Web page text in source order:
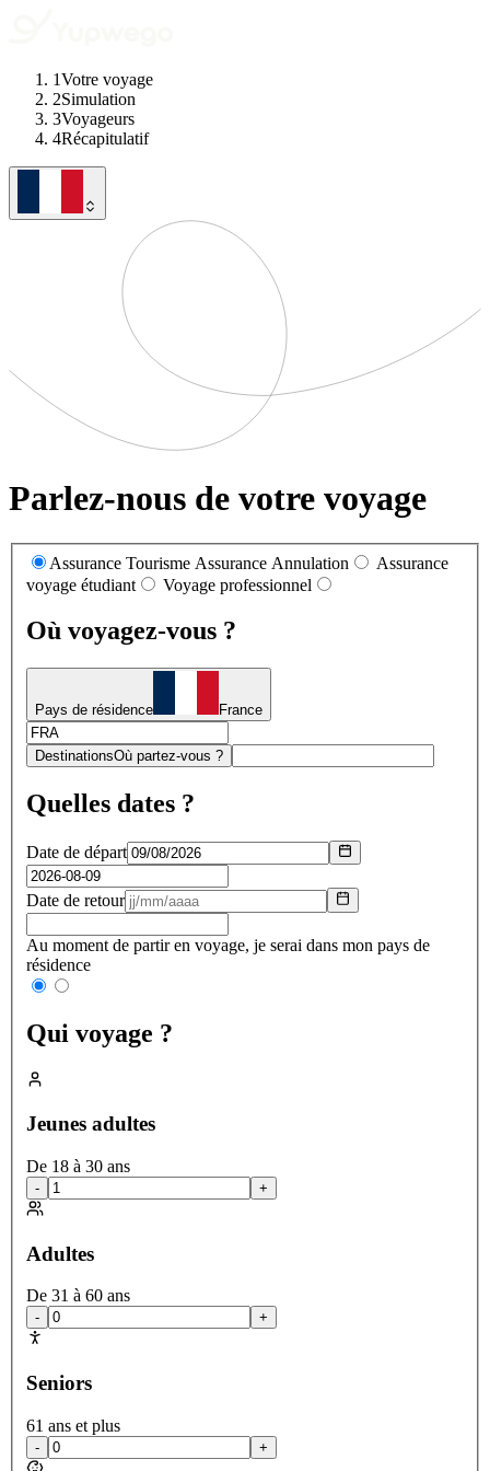
1Votre voyage
2Simulation
3Voyageurs
4Récapitulatif
Parlez-nous de votre voyage
Assurance Tourisme Assurance Annulation
Assurance
voyage étudiant
Voyage professionnel
Où voyagez-vous ?
Pays de résidence France
DestinationsOù partez-vous ?
Quelles dates ?
Date de départ
Date de retour
Au moment de partir en voyage, je serai dans mon pays de
résidence
Qui voyage ?
Jeunes adultes
De 18 à 30 ans
- +
Adultes
De 31 à 60 ans
- +
Seniors
61 ans et plus
- +